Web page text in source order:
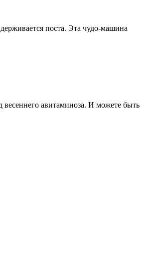
поста. Эта чудо-машина
авитаминоза. И можете быть